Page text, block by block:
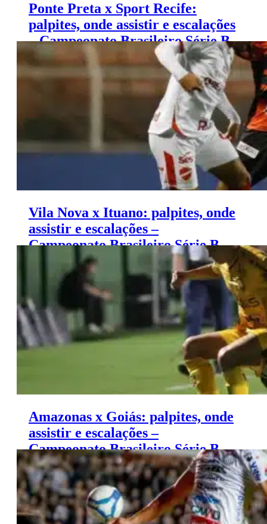
Ponte Preta x Sport Recife:
palpites, onde assistir e escalações
– Campeonato Brasileiro Série B
(16/11)
Vila Nova x Ituano: palpites, onde
assistir e escalações –
Campeonato Brasileiro Série B
Amazonas x Goiás: palpites, onde
assistir e escalações –
Campeonato Brasileiro Série B
(16/11)